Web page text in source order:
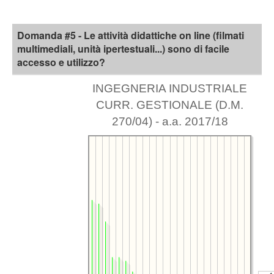
Domanda #5 - Le attività didattiche on line (filmati
multimediali, unità ipertestuali...) sono di facile
accesso e utilizzo?
INGEGNERIA INDUSTRIALE
CURR. GESTIONALE (D.M.
270/04) - a.a. 2017/18